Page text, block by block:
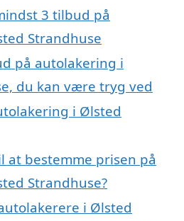
3 tilbud på
Strandhuse
på autolakering i
du kan være tryg ved
i Ølsted
at bestemme prisen på
Strandhuse?
i Ølsted